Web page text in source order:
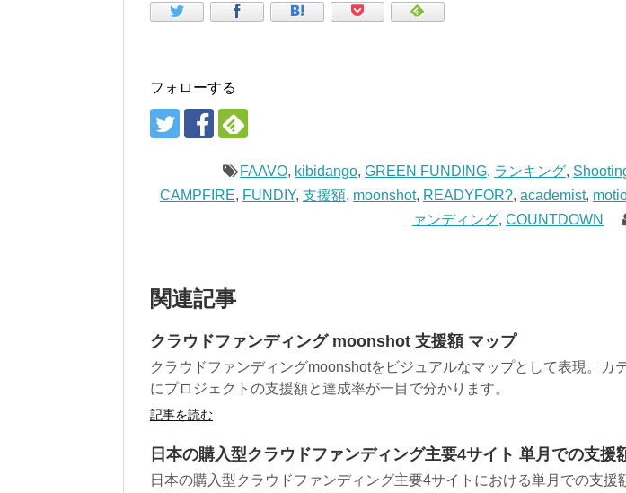
フォローする
FAAVO, kibidango, GREEN FUNDING, ランキング,
CAMPFIRE, FUNDIY, 支援額, moonshot, READYFOR?, academist,
ァンディング,COUNTDOWN
関連記事
クラウドファンディング moonshot 支援額 マップ
クラウドファンディングmoonshotをビジュアルなマップとして表現。カ
にプロジェクトの支援額と達成率が一目で分かります。
記事を読む
日本の購入型クラウドファンディング主要4サイト 単月での支援
日本の購入型クラウドファンディング主要4サイトにおける単月での支援